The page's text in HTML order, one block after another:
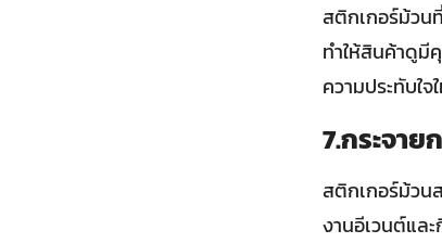
สติกเกอร์ม้วน
ทำให้สินค้าดูมี
ความประทับใ
7.กระจา
สติกเกอร์ม้วน
งานอีเวนต์แล